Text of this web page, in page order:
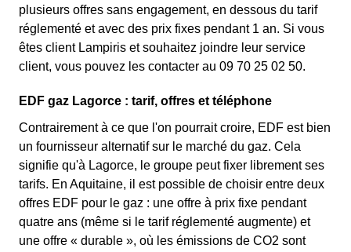
plusieurs offres sans engagement, en dessous du tarif
réglementé et avec des prix fixes pendant 1 an. Si vous
êtes client Lampiris et souhaitez joindre leur service
client, vous pouvez les contacter au 09 70 25 02 50.
EDF gaz Lagorce : tarif, offres et téléphone
Contrairement à ce que l'on pourrait croire, EDF est bien
un fournisseur alternatif sur le marché du gaz. Cela
signifie qu'à Lagorce, le groupe peut fixer librement ses
tarifs. En Aquitaine, il est possible de choisir entre deux
offres EDF pour le gaz : une offre à prix fixe pendant
quatre ans (même si le tarif réglementé augmente) et
une offre « durable », où les émissions de CO2 sont